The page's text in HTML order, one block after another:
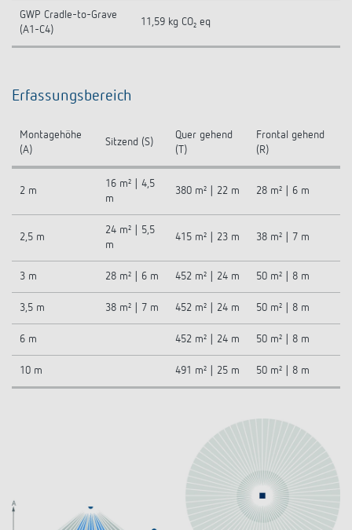
GWP Cradle-to-Grave
(A1-C4)
11,59 kg CO₂ eq
Erfassungsbereich
Montagehöhe
(A)
Sitzend (S)
Quer gehend
(T)
Frontal gehend
(R)
2 m
16 m² | 4,5
m
380 m² | 22 m 28 m² | 6 m
2,5 m
24 m² | 5,5
m
415 m² | 23 m 38 m² | 7 m
3 m 28 m² | 6 m 452 m² | 24 m 50 m² | 8 m
3,5 m 38 m² | 7 m 452 m² | 24 m 50 m² | 8 m
6 m 452 m² | 24 m 50 m² | 8 m
10 m 491 m² | 25 m 50 m² | 8 m